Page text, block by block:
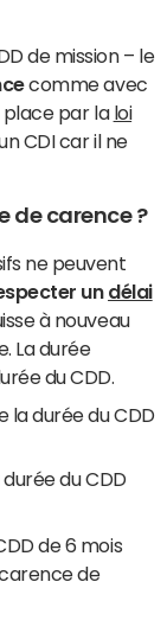
de mission – le
comme avec
place par la loi
CDI car il ne
de carence ?
ne peuvent
un délai
à nouveau
La durée
du CDD.
la durée du CDD
du CDD
de 6 mois
de